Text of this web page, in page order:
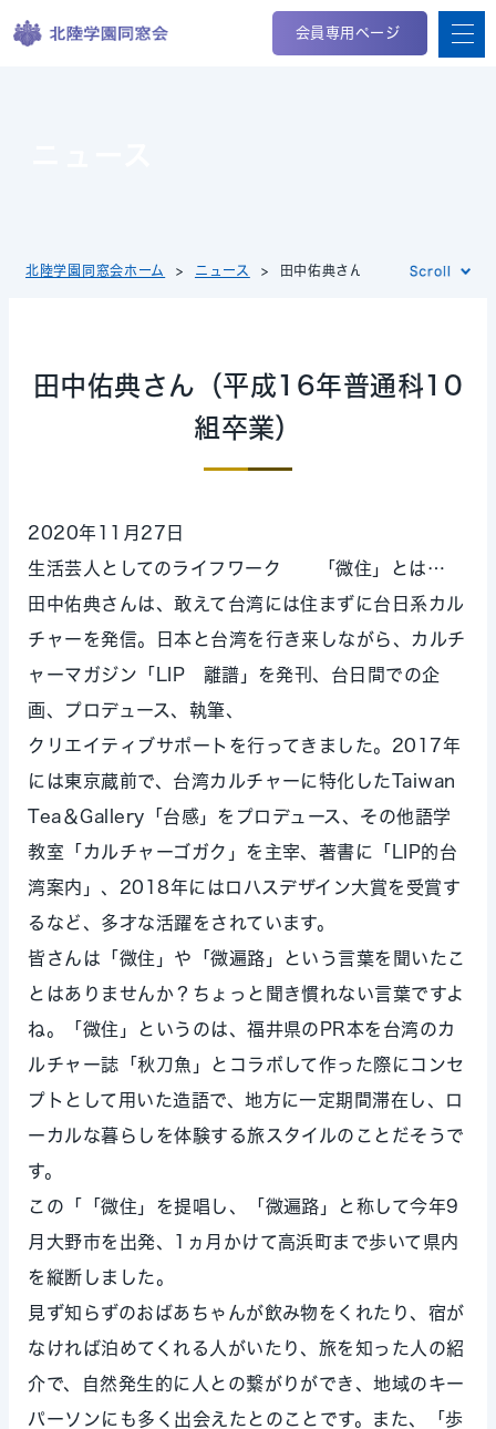
会員専用ページ
北陸学園同窓会ホーム ニュース 田中佑典さん（平成16年普通科
田中佑典さん（平成16年普通科10
組卒業）
2020年11月27日
生活芸人としてのライフワーク 「微住」とは…
田中佑典さんは、敢えて台湾には住まずに台日系カル
チャーを発信。日本と台湾を行き来しながら、カルチ
ャーマガジン「LIP 離譜」を発刊、台日間での企
画、プロデュース、執筆、
クリエイティブサポートを行ってきました。2017年
には東京蔵前で、台湾カルチャーに特化したTaiwan
Tea＆Gallery「台感」をプロデュース、その他語学
教室「カルチャーゴガク」を主宰、著書に「LIP的台
湾案内」、2018年にはロハスデザイン大賞を受賞す
るなど、多才な活躍をされています。
皆さんは「微住」や「微遍路」という言葉を聞いたこ
とはありませんか？ちょっと聞き慣れない言葉ですよ
ね。「微住」というのは、福井県のPR本を台湾のカ
ルチャー誌「秋刀魚」とコラボして作った際にコンセ
プトとして用いた造語で、地方に一定期間滞在し、ロ
ーカルな暮らしを体験する旅スタイルのことだそうで
す。
この「「微住」を提唱し、「微遍路」と称して今年9
月大野市を出発、1ヵ月かけて高浜町まで歩いて県内
を縦断しました。
見ず知らずのおばあちゃんが飲み物をくれたり、宿が
なければ泊めてくれる人がいたり、旅を知った人の紹
介で、自然発生的に人との繋がりができ、地域のキー
パーソンにも多く出会えたとのことです。また、「歩